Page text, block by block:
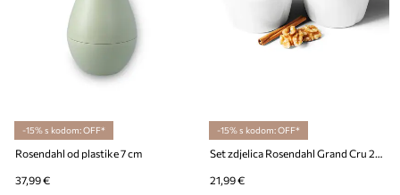
-15% s kodom: OFF*
Rosendahl od plastike 7 cm
37,99 €
-15% s kodom: OFF*
Set zdjelica Rosendahl Grand Cru 2-pack
21,99 €